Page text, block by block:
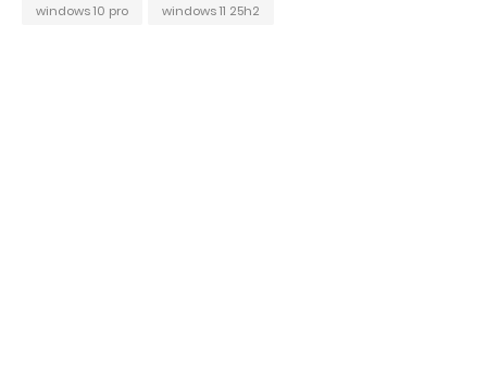
windows 10 pro
windows 11 25h2